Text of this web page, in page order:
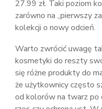
27.99 zł. Taki poziom
zarówno na „pierwszy
kolekcji o nowy odcień.
Warto zwrócić uwagę
kosmetyki do reszty
się różne produkty do
że użytkownicy często
od kolorów na twarz po